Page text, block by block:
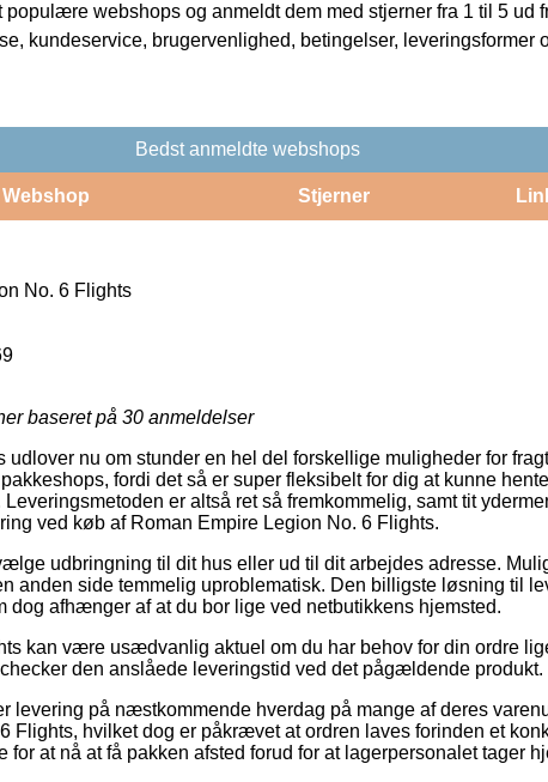
webshops og anmeldt dem med stjerner fra 1 til 5 ud
kundeservice, brugervenlighed, betingelser, leveringsformer
Bedst anmeldte webshops
Webshop Stjerner
No. 6 Flights
baseret på 30 anmeldelser
nu om stunder en hel del forskellige muligheder for
fordi det så er super fleksibelt for dig at kunne
er altså ret så fremkommelig, samt tit
ved køb af Roman Empire Legion No. 6 Flights.
udbringning til dit hus eller ud til dit arbejdes adresse.
anden side temmelig uproblematisk. Den billigste løsning til
dog afhænger af at du bor lige ved netbutikkens hjemsted.
kan være usædvanlig aktuel om du har behov for din ordre
den anslåede leveringstid ved det pågældende produkt.
levering på næstkommende hverdag på mange af deres
Flights, hvilket dog er påkrævet at ordren laves forinden et
for at nå at få pakken afsted forud for at lagerpersonalet tager